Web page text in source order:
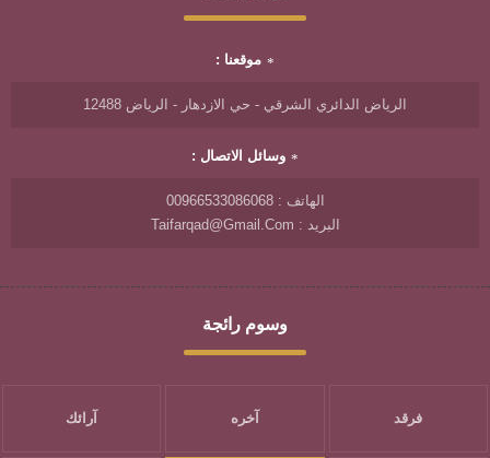
موقعنا :
الرياض الدائري الشرقي - حي الازدهار - الرياض 12488
وسائل الاتصال :
الهاتف : 00966533086068
البريد : Taifarqad@gmail.com
وسوم رائجة
فرقد آخره آرائك